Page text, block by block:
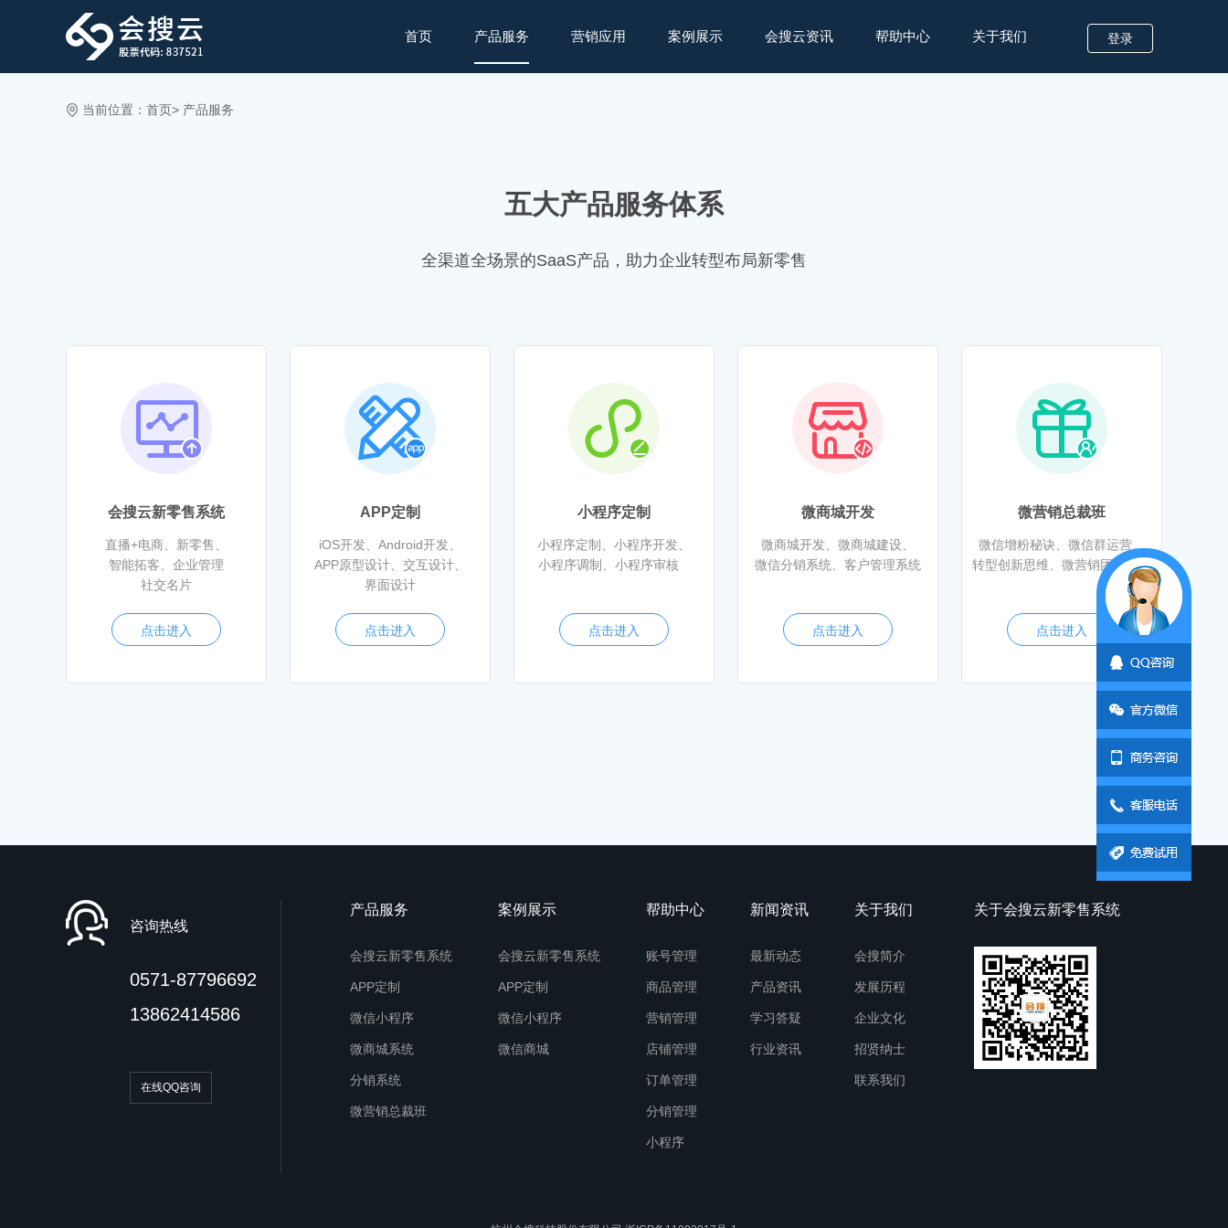
登录
首页 产品服务 营销应用 案例展示 会搜云资讯 帮助中心 关于我们
当前位置： 首页> 产品服务
五大产品服务体系
全渠道全场景的SaaS产品，助力企业转型布局新零售
会搜云新零售系统
直播+电商、新零售、
智能拓客、企业管理
社交名片
点击进入
APP定制
iOS开发、Android开发、
APP原型设计、交互设计、
界面设计
点击进入
小程序定制
小程序定制、小程序开发、
小程序调制、小程序审核
点击进入
微商城开发
微商城开发、微商城建设、
微信分销系统、客户管理系统
点击进入
微营销总裁班
微信增粉秘诀、微信群运营、
转型创新思维、微营销团队打造
点击进入
咨询热线
0571-87796692
13862414586
在线QQ咨询
产品服务
会搜云新零售系统
APP定制
微信小程序
微商城系统
分销系统
微营销总裁班
案例展示
会搜云新零售系统
APP定制
微信小程序
微信商城
帮助中心
账号管理
商品管理
营销管理
店铺管理
订单管理
分销管理
小程序
新闻资讯
最新动态
产品资讯
学习答疑
行业资讯
关于我们
会搜简介
发展历程
企业文化
招贤纳士
联系我们
关于会搜云新零售系统